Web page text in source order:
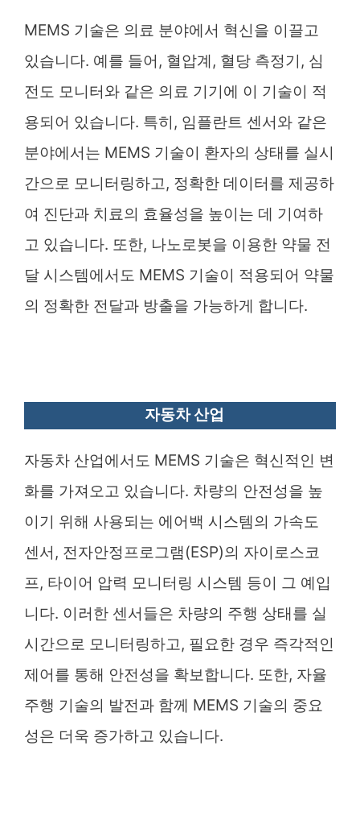
MEMS 기술은 의료 분야에서 혁신을 이끌고
있습니다. 예를 들어, 혈압계, 혈당 측정기, 심
전도 모니터와 같은 의료 기기에 이 기술이 적
용되어 있습니다. 특히, 임플란트 센서와 같은
분야에서는 MEMS 기술이 환자의 상태를 실시
간으로 모니터링하고, 정확한 데이터를 제공하
여 진단과 치료의 효율성을 높이는 데 기여하
고 있습니다. 또한, 나노로봇을 이용한 약물 전
달 시스템에서도 MEMS 기술이 적용되어 약물
의 정확한 전달과 방출을 가능하게 합니다.
자동차 산업
자동차 산업에서도 MEMS 기술은 혁신적인 변
화를 가져오고 있습니다. 차량의 안전성을 높
이기 위해 사용되는 에어백 시스템의 가속도
센서, 전자안정프로그램(ESP)의 자이로스코
프, 타이어 압력 모니터링 시스템 등이 그 예입
니다. 이러한 센서들은 차량의 주행 상태를 실
시간으로 모니터링하고, 필요한 경우 즉각적인
제어를 통해 안전성을 확보합니다. 또한, 자율
주행 기술의 발전과 함께 MEMS 기술의 중요
성은 더욱 증가하고 있습니다.